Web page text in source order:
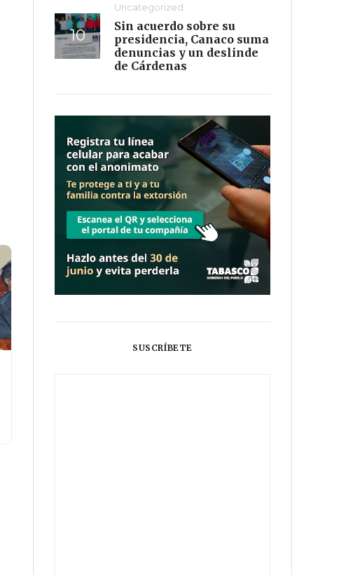
Uncategorized
Sin acuerdo sobre su
presidencia, Canaco suma
denuncias y un deslinde
de Cárdenas
SUSCRÍBETE